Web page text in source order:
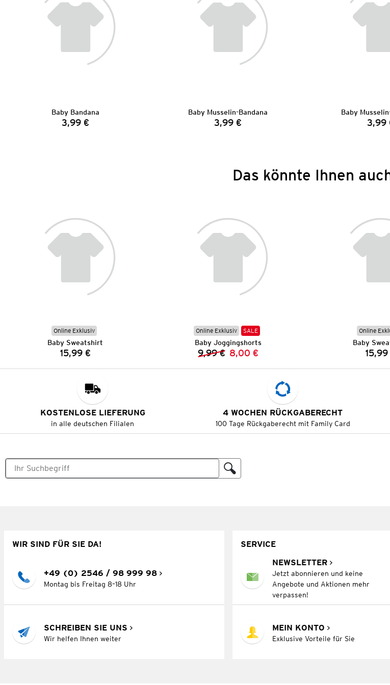
Baby Bandana
Preis:
3,99 €
Baby Musselin-Bandana
Preis:
3,99 €
Baby
3,99
Das könnte Ihnen
Online Exklusiv
Baby Sweatshirt
Preis:
15,99 €
Online Exklusiv SALE
Baby Joggingshorts
Vorheriger Preis:
9,99 € Neuer Preis:
8,00 €
Online
Baby
15,99
KOSTENLOSE LIEFERUNG
in alle deutschen Filialen
4 WOCHEN RÜCKGABERECHT
100 Tage Rückgaberecht mit Family Card
WIR SIND FÜR SIE DA!
+49 (0) 2546 / 98 999 98
Montag bis Freitag 8–18 Uhr
SCHREIBEN SIE UNS
Wir helfen Ihnen weiter
SERVICE
NEWSLETTER
Jetzt abonnieren und keine
Angebote und Aktionen mehr
verpassen!
MEIN KONTO
Exklusive Vorteile für Sie